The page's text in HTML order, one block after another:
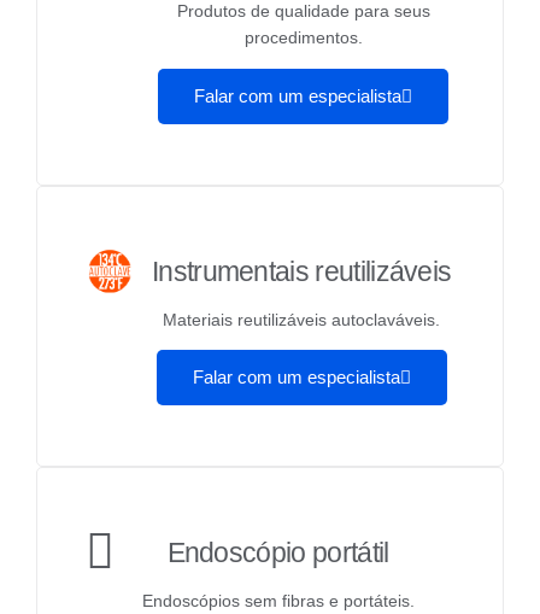
Produtos de qualidade para seus
procedimentos.
Falar com um especialista
Instrumentais reutilizáveis
Materiais reutilizáveis autoclaváveis.
Falar com um especialista
Endoscópio portátil
Endoscópios sem fibras e portáteis.